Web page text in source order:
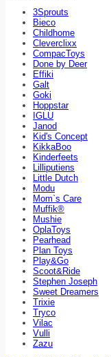
3Sprouts
Bieco
Childhome
Cleverclixx
CompacToys
Done by Deer
Effiki
Galt
Goki
Hoppstar
IGLU
Janod
Kid's Concept
KikkaBoo
Kinderfeets
Lilliputiens
Little Dutch
Modu
Mom`s Care
Muffik®
Mushie
OplaToys
Pearhead
Plan Toys
Play&Go
Scoot&Ride
Stephen Joseph
Sweet Dreamers
Trixie
Tryco
Vilac
Vulli
Zazu